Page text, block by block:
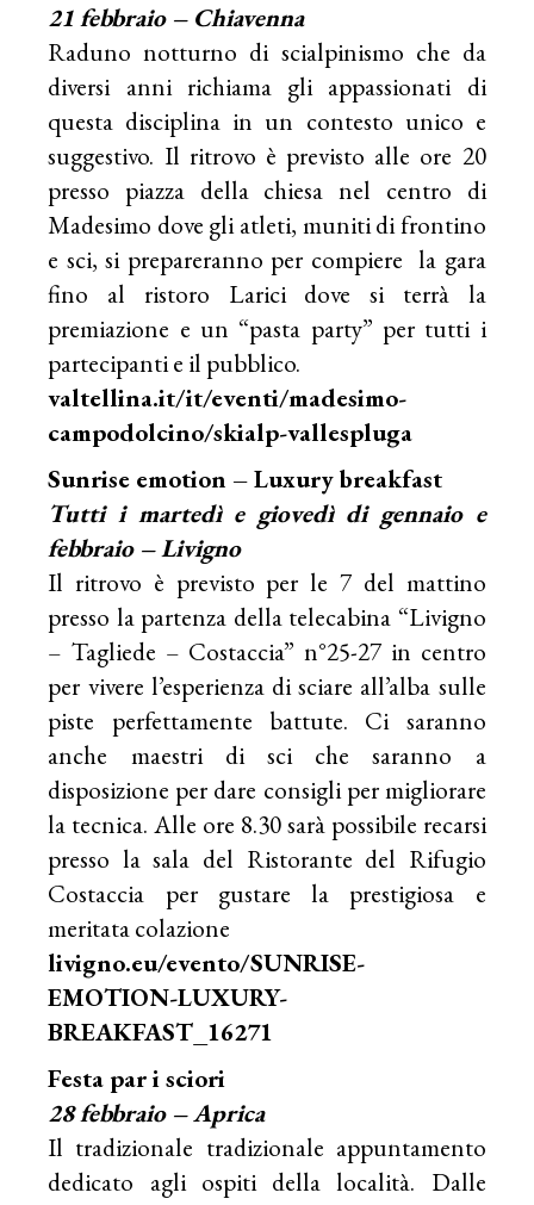
21 febbraio – Chiavenna
Raduno notturno di scialpinismo che da
diversi anni richiama gli appassionati di
questa disciplina in un contesto unico e
suggestivo. Il ritrovo è previsto alle ore 20
presso piazza della chiesa nel centro di
Madesimo dove gli atleti, muniti di frontino
e sci, si prepareranno per compiere la gara
fino al ristoro Larici dove si terrà la
premiazione e un “pasta party” per tutti i
partecipanti e il pubblico.
valtellina.it/it/eventi/madesimo-
campodolcino/skialp-vallespluga
Sunrise emotion – Luxury breakfast
Tutti i martedì e giovedì di gennaio e
febbraio – Livigno
Il ritrovo è previsto per le 7 del mattino
presso la partenza della telecabina “Livigno
– Tagliede – Costaccia” n°25-27 in centro
per vivere l’esperienza di sciare all’alba sulle
piste perfettamente battute. Ci saranno
anche maestri di sci che saranno a
disposizione per dare consigli per migliorare
la tecnica. Alle ore 8.30 sarà possibile recarsi
presso la sala del Ristorante del Rifugio
Costaccia per gustare la prestigiosa e
meritata colazione
livigno.eu/evento/SUNRISE-
EMOTION-LUXURY-
BREAKFAST_16271
Festa par i sciori
28 febbraio – Aprica
Il tradizionale tradizionale appuntamento
dedicato agli ospiti della località. Dalle